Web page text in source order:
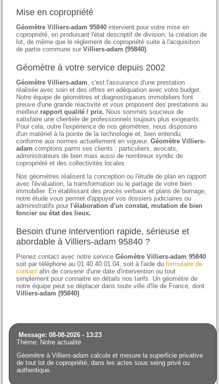
Mise en copropriété
Géomètre Villiers-adam 95840 intervient pour votre mise en
copropriété, en produisant l'état descriptif de division, la création de
lot, de même que le règlement de copropriété suite à l'acquisition
de partie commune surVilliers-adam (95840).
Géomètre à votre service depuis 2002
Géomètre Villiers-adam, c'est l'assurance d'une prestation
réalisée avec soin et des offres en adéquation avec votre budget.
Notre équipe de géomètres et diagnostiqueurs immobiliers font
preuve d'une grande réactivité et vous proposent des prestations au
meilleur rapport qualité / prix. Nous sommes soucieux de
satisfaire une clientèle de professionnels toujours plus exigeants.
Pour cela, outre l'expérience de nos géomètres, nous disposons
d'un matériel à la pointe de la technologie et, bien entendu,
conforme aux normes actuellement en vigueur.Géomètre Villiers-
adam comptons parmi ses clients : particuliers, avocats,
administrateurs de bien mais aussi de nombreux syndic de
copropriété et des collectivités locales.
Nos géomètres réalisent la conception ou l'étude de plan en rapport
avec l'évaluation, la transformation ou le partage de votre bien
immobilier. En établissant des procès verbaux et plans de bornage,
notre étude vous permet d'appuyer vos dossiers judiciaires ou
administratifs pour l'élaboration d'un constat, mutation de bien
foncier ou état des lieux.
Besoin d'une intervention rapide, sérieuse et
abordable à Villiers-adam 95840 ?
Prenez contact avec notre serviceGéomètre Villiers-adam 95840
soit par téléphone au 01.40.40.01.04, soit à l'aide duformulaire de
contact afin de convenir d'une date d'intervention ou tout
simplement pour connaitre en détails nos tarifs. Un géomètre de
notre équipe peut se déplacer dans toute ville d'Ile de France, dont
Villiers-adam (95840)
Message: 08-08-2026 - 13:23
Thème: Notre actualité
Géomètre à Villiers-adam calcule et mesure la superficie privative
de tout lot de copropriété, dans les actes sous seing privé ou
authentique.